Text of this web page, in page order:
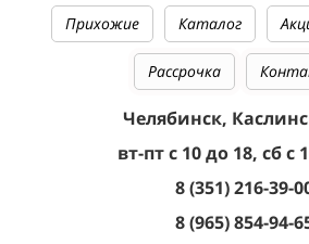
Прихожие Каталог
Рассрочка
Челябинск,
вт-пт с 10 до 18, сб с
8 (351) 216-39-
8 (965) 854-94-